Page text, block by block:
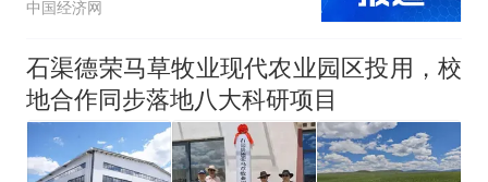
中国经济网
石渠德荣马草牧业现代农业园区投用，校
地合作同步落地八大科研项目